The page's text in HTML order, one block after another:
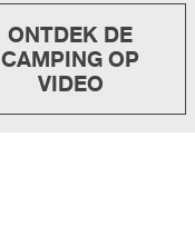
ONTDEK DE
CAMPING OP
VIDEO